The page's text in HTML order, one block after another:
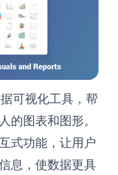
可视化工具，帮
的图表和图形。
式功能，让用户
息，使数据更具